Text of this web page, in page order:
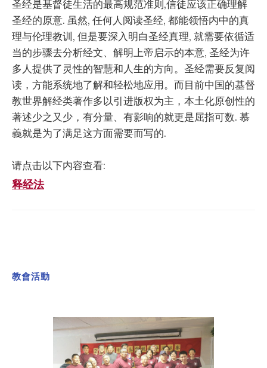
圣经是基督徒生活的最高规范准则,信徒应该正确理解
圣经的原意. 虽然, 任何人阅读圣经, 都能领悟内中的真
理与伦理教训, 但是要深入明白圣经真理, 就需要依循适
当的步骤去分析经文、解明上帝启示的本意, 圣经为许
多人提供了灵性的智慧和人生的方向。圣经需要反复阅
读，方能系统地了解和轻松地应用。而目前中国的基督
教世界解经类著作多以引进版权为主，本土化原创性的
著述少之又少，有分量、有影响的就更是屈指可数. 慕
義就是为了满⾜这⽅⾯需要而写的.
请点击以下内容查看:
释经法
教會活動